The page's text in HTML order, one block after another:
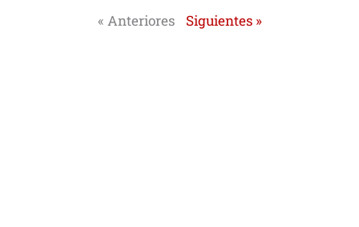
« Anteriores Siguientes »